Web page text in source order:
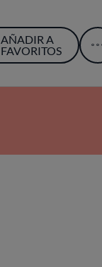
AÑADIR A
FAVORITOS